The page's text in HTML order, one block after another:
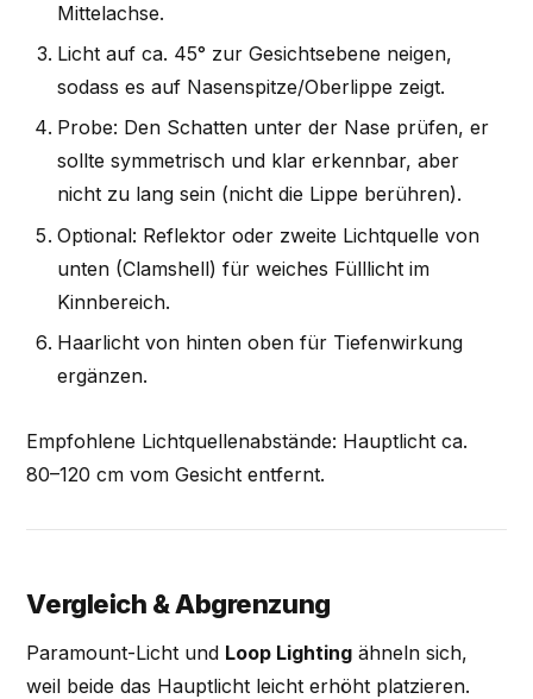
Mittelachse.
Licht auf ca. 45° zur Gesichtsebene neigen,
sodass es auf Nasenspitze/Oberlippe zeigt.
Probe: Den Schatten unter der Nase prüfen, er
sollte symmetrisch und klar erkennbar, aber
nicht zu lang sein (nicht die Lippe berühren).
Optional: Reflektor oder zweite Lichtquelle von
unten (Clamshell) für weiches Fülllicht im
Kinnbereich.
Haarlicht von hinten oben für Tiefenwirkung
ergänzen.
Empfohlene Lichtquellenabstände: Hauptlicht ca.
80–120 cm vom Gesicht entfernt.
Vergleich & Abgrenzung
Paramount-Licht und Loop Lighting ähneln sich,
weil beide das Hauptlicht leicht erhöht platzieren.